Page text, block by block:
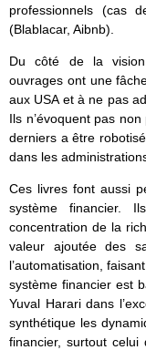
professionnels (cas
(Blablacar, Aibnb).
Du côté de la
ouvrages ont une
aux USA et à ne pas
Ils n’évoquent pas
derniers a être
dans les
Ces livres font aussi
système financier.
concentration de la
valeur ajoutée des
l’automatisation,
système financier est
Yuval Harari dans
synthétique les
financier, surtout